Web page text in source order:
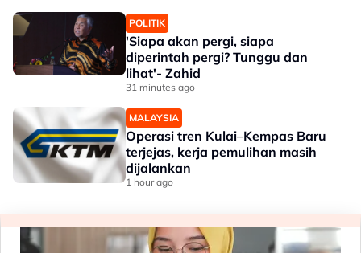
POLITIK
'Siapa akan pergi, siapa
diperintah pergi? Tunggu dan
lihat'- Zahid
31 minutes ago
MALAYSIA
Operasi tren Kulai–Kempas Baru
terjejas, kerja pemulihan masih
dijalankan
1 hour ago